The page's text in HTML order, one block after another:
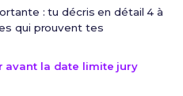
: tu décris en détail 4 à
qui prouvent tes
avant la date limite jury